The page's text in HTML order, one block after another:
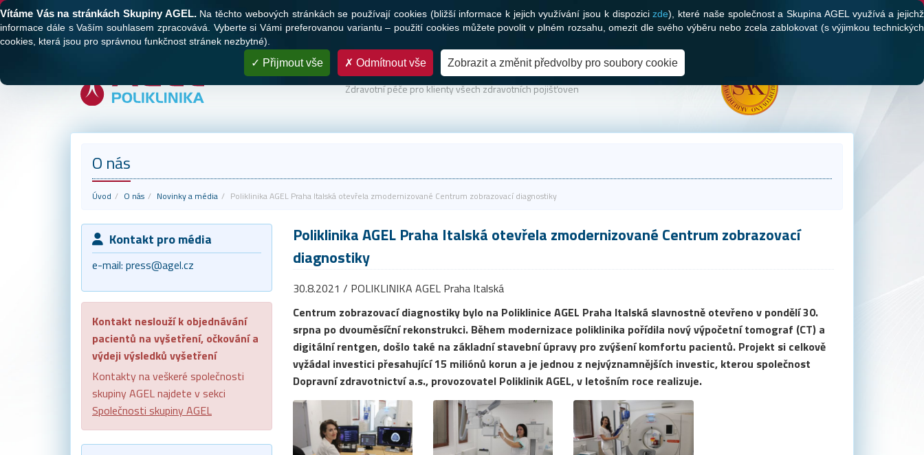
O nás Naše polikliniky Registrace Služby Novinky a média Nabídka práce Kontakty
PARTNER VAŠEHO ZDRAVÍ
Zdravotní péče pro klienty všech zdravotních pojišťoven
O nás
Úvod O nás Novinky a média Poliklinika AGEL Praha Italská otevřela zmodernizované Centrum zobrazovací diagnostiky
Poliklinika AGEL Praha Italská otevřela zmodernizované Centrum zobrazovací
diagnostiky
30.8.2021 / POLIKLINIKA AGEL Praha Italská
Centrum zobrazovací diagnostiky bylo na Poliklinice AGEL Praha Italská slavnostně otevřeno v pondělí 30.
srpna po dvouměsíční rekonstrukci. Během modernizace poliklinika pořídila nový výpočetní tomograf (CT) a
digitální rentgen, došlo také na základní stavební úpravy pro zvýšení komfortu pacientů. Projekt si celkově
vyžádal investici přesahující 15 miliónů korun a je jednou z nejvýznamnějších investic, kterou společnost
Dopravní zdravotnictví a.s., provozovatel Poliklinik AGEL, v letošním roce realizuje.
Kontakt pro média
e-mail: press@agel.cz
Kontakt neslouží k objednávání
pacientů na vyšetření, očkování a
výdeji výsledků vyšetření
Kontakty na veškeré společnosti
skupiny AGEL najdete v sekci
Společnosti skupiny AGEL
Tato webová stránka používá cookies
Vítáme Vás na stránkách Skupiny AGEL.Na těchto webových stránkách se používají cookies (bližší informace k jejich využívání jsou k dispozicizde), které naše společnost a Skupina AGEL využívá a jejichž
informace dále s Vaším souhlasem zpracovává. Vyberte si Vámi preferovanou variantu – použití cookies můžete povolit v plném rozsahu, omezit dle svého výběru nebo zcela zablokovat (s výjimkou technických
cookies, která jsou pro správnou funkčnost stránek nezbytné).
Přijmout vše Odmítnout vše Zobrazit a změnit předvolby pro soubory cookie